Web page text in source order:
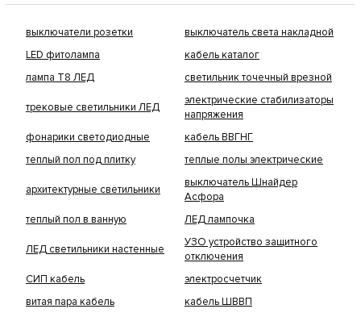
выключатели розетки
выключатель света накладной
LED фитолампа
кабель каталог
лампа Т8 ЛЕД
светильник точечный врезной
трековые светильники ЛЕД
электрические стабилизаторы
напряжения
фонарики светодиодные
кабель ВВГНГ
теплый пол под плитку
теплые полы электрические
архитектурные светильники
выключатель Шнайдер
Асфора
теплый пол в ванную
ЛЕД лампочка
ЛЕД светильники настенные
УЗО устройство защитного
отключения
СИП кабель
электросчетчик
витая пара кабель
кабель ШВВП